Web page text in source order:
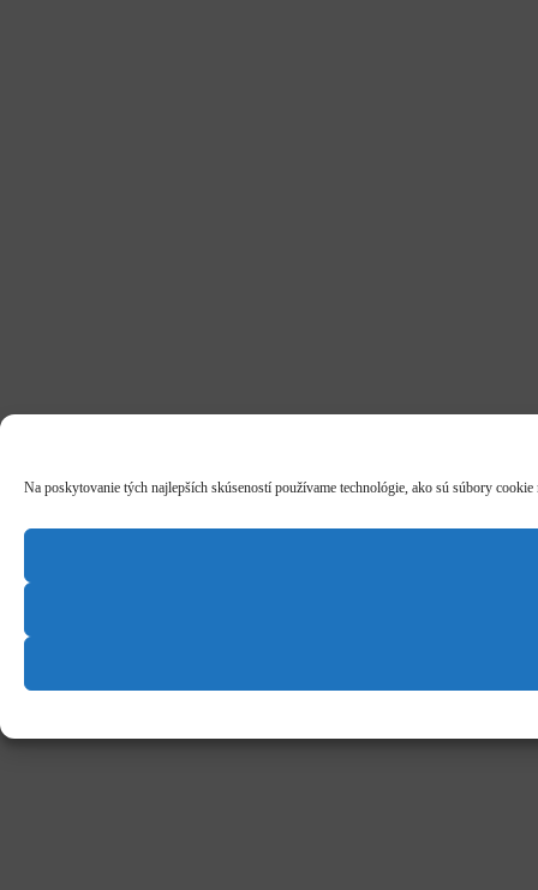
Na poskytovanie tých najlepších skúseností používame technológie, ako sú súbory